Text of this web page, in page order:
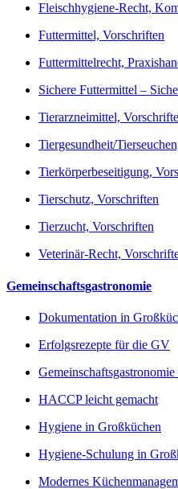
Fleischhygiene-Recht,
Futtermittel, Vorschriften
Futtermittelrecht,
Sichere Futtermittel –
Tierarzneimittel,
Tiergesundheit/
Tierkörperbeseitigung,
Tierschutz, Vorschriften
Tierzucht, Vorschriften
Veterinär-Recht,
Gemeinschaftsgastronomie
Dokumentation in
Erfolgsrezepte für die GV
HACCP leicht gemacht
Hygiene in Großküchen
Hygiene-Schulung in
Modernes